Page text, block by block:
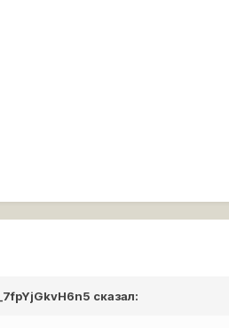
сказал: